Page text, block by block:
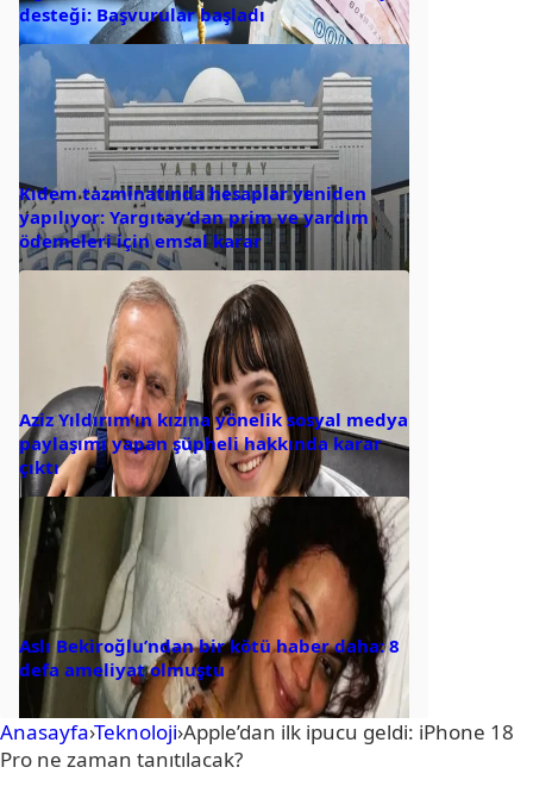
desteği: Başvurular başladı
Kıdem tazminatında hesaplar yeniden
yapılıyor: Yargıtay’dan prim ve yardım
ödemeleri için emsal karar
Aziz Yıldırım’ın kızına yönelik sosyal medya
paylaşımı yapan şüpheli hakkında karar
çıktı
Aslı Bekiroğlu’ndan bir kötü haber daha: 8
defa ameliyat olmuştu
Anasayfa›Teknoloji›Apple’dan ilk ipucu geldi: iPhone 18
Pro ne zaman tanıtılacak?